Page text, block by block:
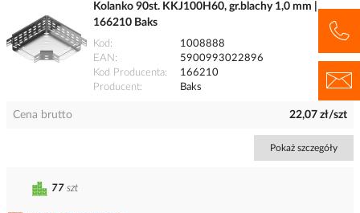
Kolanko 90st. KKJ100H60, gr.blachy 1,0 mm |
166210 Baks
Kod
1008888
EAN
5900993022896
Kod Producenta
166210
Producent
Baks
Cena brutto 22,07 zł/szt
Pokaż szczegóły
77 szt